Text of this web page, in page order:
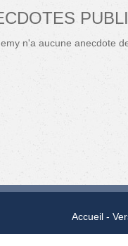
n'a aucune anecdote
Accueil